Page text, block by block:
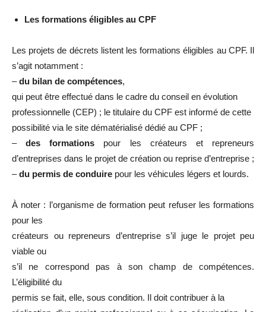
Les formations éligibles au CPF
Les projets de décrets listent les formations éligibles au CPF. Il
s’agit notamment :
–du bilan de compétences,
qui peut être effectué dans le cadre du conseil en évolution
professionnelle (CEP) ; le titulaire du CPF est informé de cette
possibilité via le site dématérialisé dédié au CPF ;
–des formations pour les créateurs et repreneurs
d’entreprises dans le projet de création ou reprise d’entreprise ;
–du permis de conduire pour les véhicules légers et lourds.
À noter : l’organisme de formation peut refuser les formations
pour les
créateurs ou repreneurs d’entreprise s’il juge le projet peu
viable ou
s’il ne correspond pas à son champ de compétences.
L’éligibilité du
permis se fait, elle, sous condition. Il doit contribuer à la